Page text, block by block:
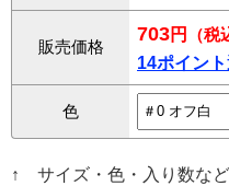
販売価格
703円
（
14ポイン
色
↑ サイズ・色・入り数など